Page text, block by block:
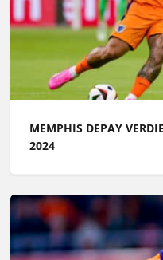
MEMPHIS DEPAY
2024